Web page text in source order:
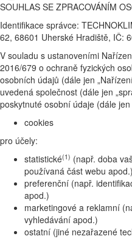
SOUHLAS SE ZPRACOVÁNÍM
Identifikace správce:
62, 68601 Uherské Hradiště, IČ:
V souladu s ustanoveními
2016/679 o ochraně fyzických
osobních údajů (dále jen
uvedená společnost (dále jen
poskytnuté osobní údaje (dále
cookies
pro účely:
statistické(1) (např. doba
používaná část webu apod.)
preferenční (např.
apod.)
marketingové a reklamní
vyhledávání apod.)
ostatní (jiné nezařazené